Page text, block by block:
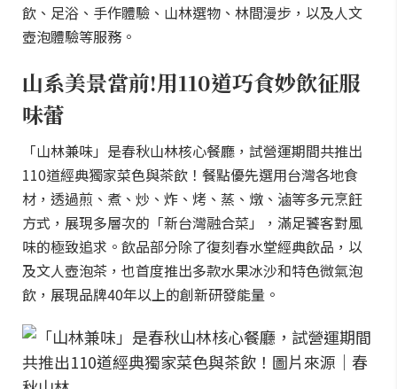
飲、足浴、手作體驗、山林選物、林間漫步，以及人文
壺泡體驗等服務。
山系美景當前!用110道巧食妙飲征服
味蕾
「山林兼味」是春秋山林核心餐廳，試營運期間共推出
110道經典獨家菜色與茶飲！餐點優先選用台灣各地食
材，透過煎、煮、炒、炸、烤、蒸、燉、滷等多元烹飪
方式，展現多層次的「新台灣融合菜」，滿足饕客對風
味的極致追求。飲品部分除了復刻春水堂經典飲品，以
及文人壺泡茶，也首度推出多款水果冰沙和特色微氣泡
飲，展現品牌40年以上的創新研發能量。